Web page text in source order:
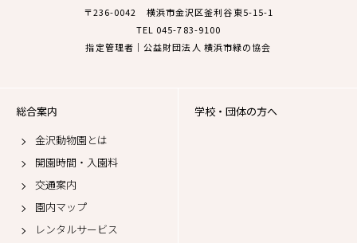
〒236-0042 横浜市金沢区釜利谷東5-15-1
TEL 045-783-9100
指定管理者｜公益財団法人 横浜市緑の協会
総合案内
金沢動物園とは
開園時間・入園料
交通案内
園内マップ
レンタルサービス
学校・団体の方へ